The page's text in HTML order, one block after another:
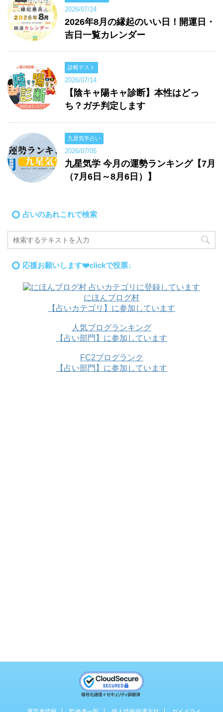
2026/07/24
2026年8月の縁起のいい日！開運日・
吉日一覧カレンダー
診断テスト
2026/07/14
【陰キャ陽キャ診断】本性はどっ
ち？ガチ判定します
九星気学占い
2026/07/05
九星気学 今月の運勢ランキング【7月
（7月6日～8月6日）】
占いのあれこれで検索
応援お願いします❤️clickで投票↓
にほんブログ村
【占いカテゴリ】に参加しています
人気ブログランキング
【占い部門】に参加しています
FC2ブログランク
【占い部門】に参加しています